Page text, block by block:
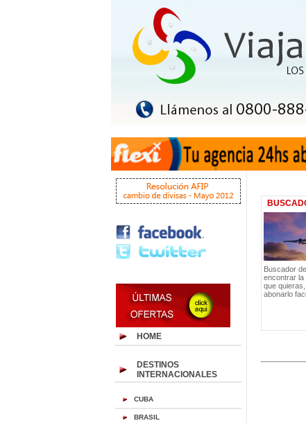
HOME
DESTINOS
INTERNACIONALES
CUBA
BRASIL
Buscador
encontrar la
que
abonarlo